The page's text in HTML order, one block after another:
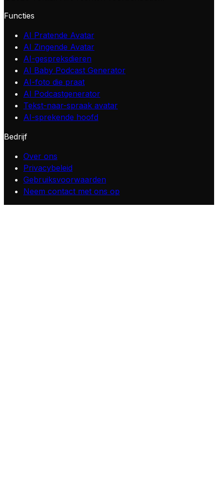
Functies
AI Pratende Avatar
AI Zingende Avatar
AI-gespreksdieren
AI Baby Podcast Generator
AI-foto die praat
AI Podcastgenerator
Tekst-naar-spraak avatar
AI-sprekende hoofd
Bedrijf
Over ons
Privacybeleid
Gebruiksvoorwaarden
Neem contact met ons op